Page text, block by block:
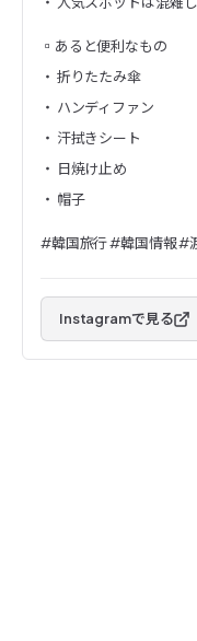
▫️あると便利なもの
・ 折りたたみ傘
・ ハンディファン
・ 汗拭きシート
・ 日焼け止め
・ 帽子
#韓国旅行 #韓国情報 #
Instagramで見る